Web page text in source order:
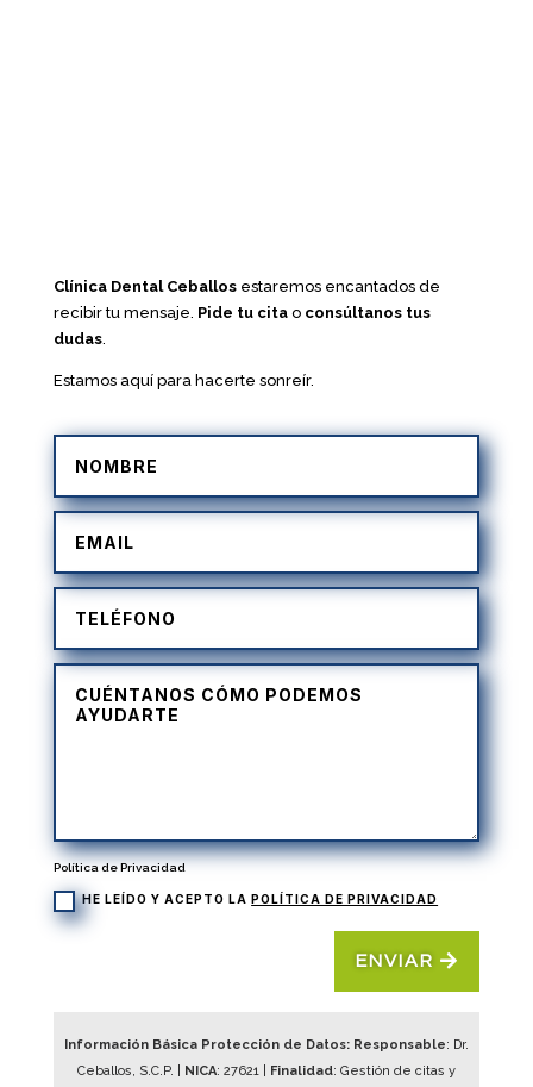
Clínica Dental Ceballosestaremos encantados de
recibir tu mensaje. Pide tu citao consúltanos tus
dudas.
Estamos aquí para hacerte sonreír.
Política de Privacidad
HE LEÍDO Y ACEPTO LA POLÍTICA DE PRIVACIDAD
ENVIAR
Información Básica Protección de Datos: Responsable: Dr.
Ceballos, S.C.P. |
NICA: 27621| Finalidad: Gestión de citas y